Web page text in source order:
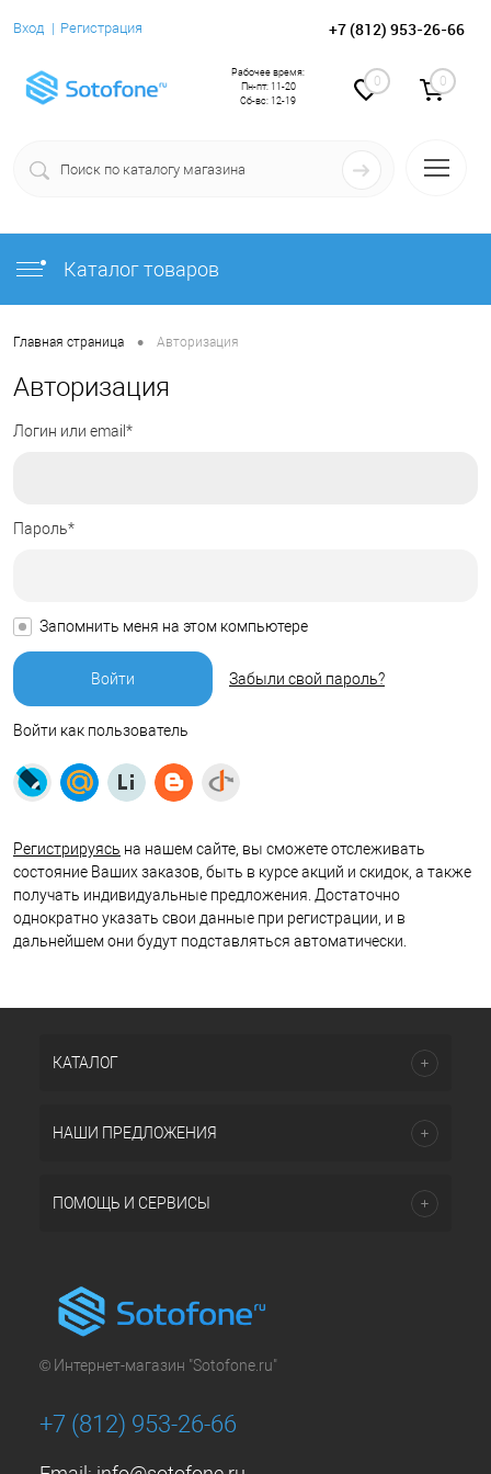
Вход Регистрация +7 (812) 953-26-66
0 0
Рабочее время:
Пн-пт: 11-20
Сб-вс: 12-19
Каталог товаров
Главная страница • Авторизация
Авторизация
Логин или email*
Пароль*
Запомнить меня на этом компьютере
Забыли свой пароль?
Войти как пользователь
Регистрируясь на нашем сайте, вы сможете отслеживать
состояние Ваших заказов, быть в курсе акций и скидок, а также
получать индивидуальные предложения. Достаточно
однократно указать свои данные при регистрации, и в
дальнейшем они будут подставляться автоматически.
КАТАЛОГ
НАШИ ПРЕДЛОЖЕНИЯ
ПОМОЩЬ И СЕРВИСЫ
© Интернет-магазин "Sotofone.ru"
+7 (812) 953-26-66